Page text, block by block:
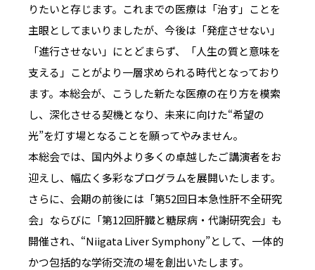
りたいと存じます。これまでの医療は「治す」ことを
主眼としてまいりましたが、今後は「発症させない」
「進行させない」にとどまらず、「人生の質と意味を
支える」ことがより一層求められる時代となっており
ます。本総会が、こうした新たな医療の在り方を模索
し、深化させる契機となり、未来に向けた“希望の
光”を灯す場となることを願ってやみません。
本総会では、国内外より多くの卓越したご講演者をお
迎えし、幅広く多彩なプログラムを展開いたします。
さらに、会期の前後には「第52回日本急性肝不全研究
会」ならびに「第12回肝臓と糖尿病・代謝研究会」も
開催され、“Niigata Liver Symphony”として、一体的
かつ包括的な学術交流の場を創出いたします。